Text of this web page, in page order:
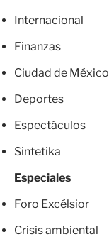
Internacional
Finanzas
Ciudad de México
Deportes
Espectáculos
Sintetika
Especiales
Foro Excélsior
Crisis ambiental